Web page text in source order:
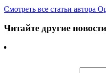
Смотреть все статьи автора
Читайте другие